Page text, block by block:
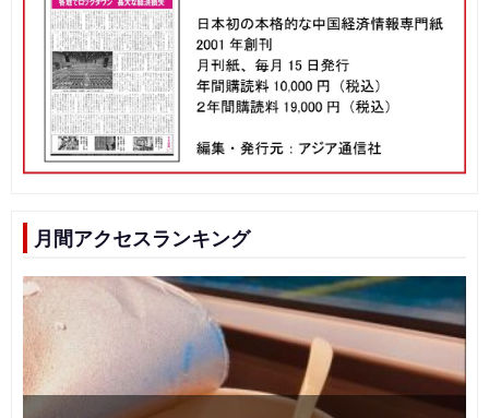
月間アクセスランキング